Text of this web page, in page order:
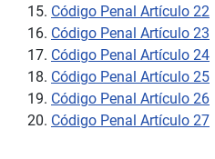
Código Penal Artículo 22
Código Penal Artículo 23
Código Penal Artículo 24
Código Penal Artículo 25
Código Penal Artículo 26
Código Penal Artículo 27